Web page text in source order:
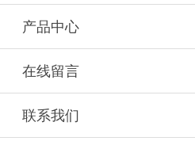
产品中心
在线留言
联系我们